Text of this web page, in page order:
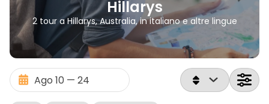
Hillarys
2 tour a Hillarys, Australia, in italiano e altre lingue